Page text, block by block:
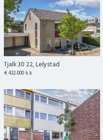
Tjalk 30 22, Lelystad
€ 432.000 k.k